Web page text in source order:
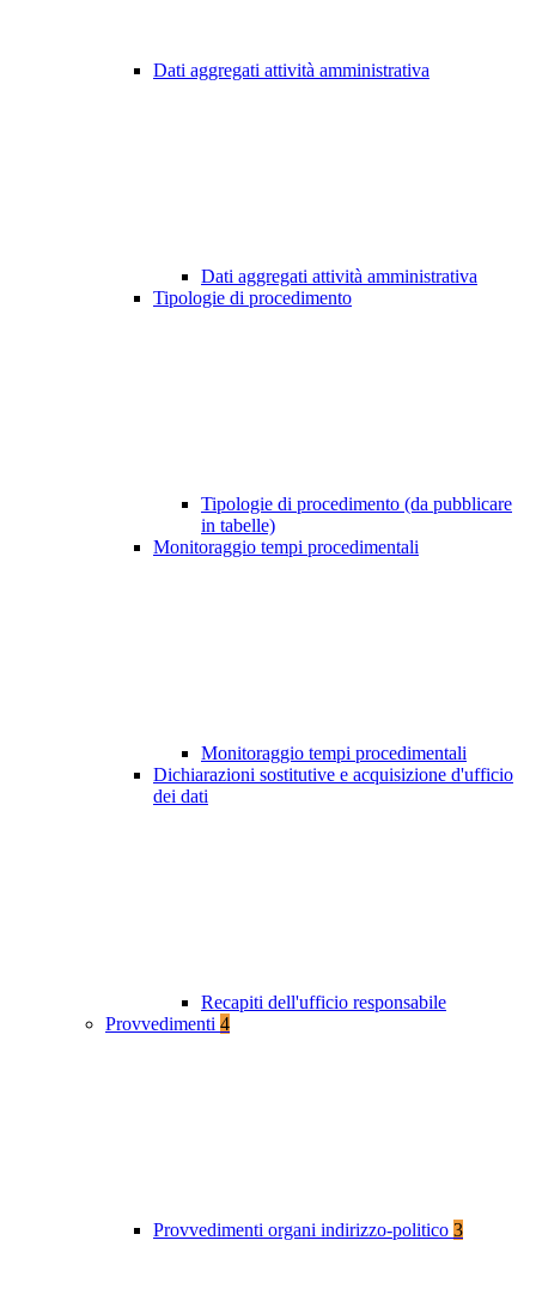
Dati aggregati attività amministrativa
Dati aggregati attività amministrativa
Tipologie di procedimento
Tipologie di procedimento (da pubblicare
in tabelle)
Monitoraggio tempi procedimentali
Monitoraggio tempi procedimentali
Dichiarazioni sostitutive e acquisizione d'ufficio
dei dati
Recapiti dell'ufficio responsabile
Provvedimenti 4
Provvedimenti organi indirizzo-politico 3